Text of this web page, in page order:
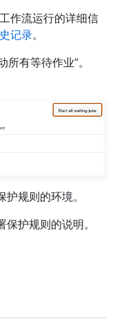
作流运行的详细信
记录。
所有等待作业”。
规则的环境。
护规则的说明。